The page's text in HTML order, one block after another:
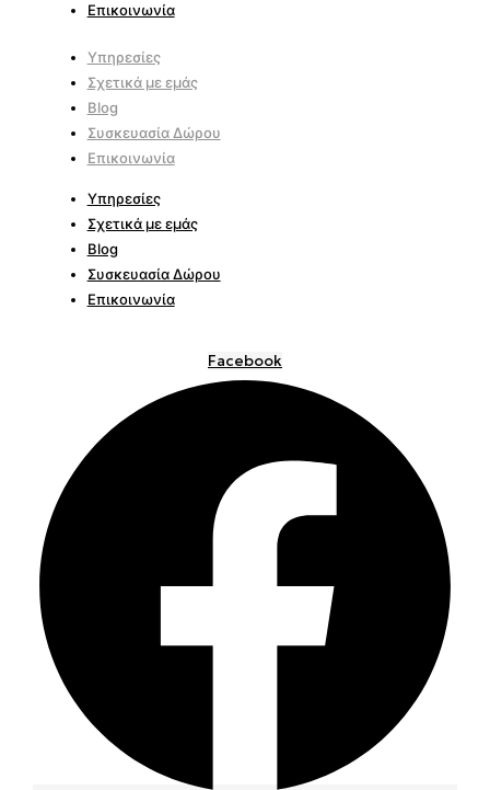
Επικοινωνία
Υπηρεσίες
Σχετικά με εμάς
Blog
Συσκευασία Δώρου
Επικοινωνία
Υπηρεσίες
Σχετικά με εμάς
Blog
Συσκευασία Δώρου
Επικοινωνία
Facebook